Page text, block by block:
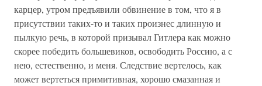
карцер, утром предъявили обвинение в том, что я в
присутствии таких-то и таких произнес длинную и
пылкую речь, в которой призывал Гитлера как можно
скорее победить большевиков, освободить Россию, а с
нею, естественно, и меня. Следствие вертелось, как
может вертеться примитивная, хорошо смазанная и